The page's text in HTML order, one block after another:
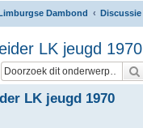
Dambond Discussie
LK jeugd 1970
LK jeugd 1970